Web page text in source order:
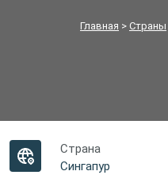
Главная > Страны
Страна
Сингапур